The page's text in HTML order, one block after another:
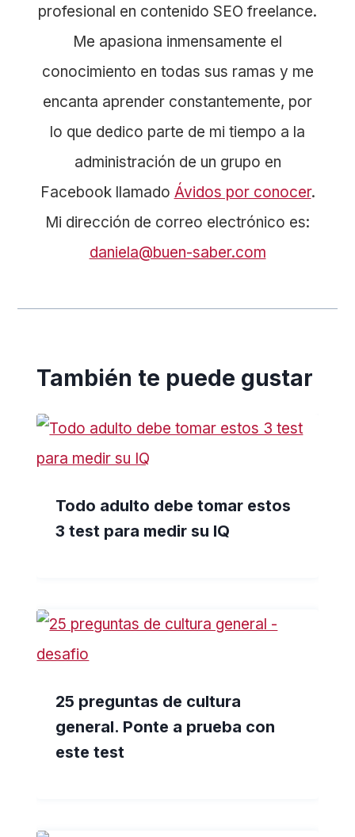
profesional en contenido SEO freelance.
Me apasiona inmensamente el
conocimiento en todas sus ramas y me
encanta aprender constantemente, por
lo que dedico parte de mi tiempo a la
administración de un grupo en
Facebook llamado Ávidos por conocer.
Mi dirección de correo electrónico es:
daniela@buen-saber.com
También te puede gustar
Todo adulto debe tomar estos
3 test para medir su IQ
25 preguntas de cultura
general. Ponte a prueba con
este test